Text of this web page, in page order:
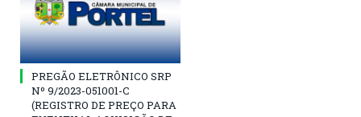
PREGÃO ELETRÔNICO SRP
Nº 9/2023-051001-C
(REGISTRO DE PREÇO PARA